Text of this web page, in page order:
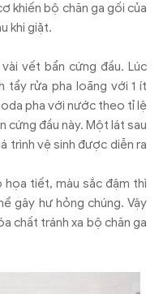
khiến bộ chăn ga gối của
khi giặt.
vết bẩn cứng đầu. Lúc
tẩy rửa pha loãng với 1 ít
pha với nước theo tỉ lệ
cứng đầu này. Một lát sau
trình vệ sinh được diễn ra
họa tiết, màu sắc đậm thì
gây hư hỏng chúng. Vậy
chất tránh xa bộ chăn ga